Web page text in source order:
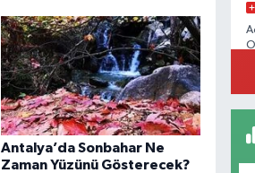
Antalya’da Sonbahar Ne
Zaman Yüzünü Gösterecek?